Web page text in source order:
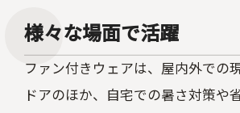
様々な場面で活躍
ファン付きウェアは、屋内外での
ドアのほか、自宅での暑さ対策や